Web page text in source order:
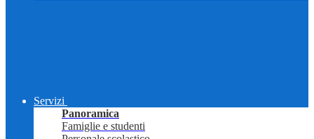
Servizi
Panoramica
Famiglie e studenti